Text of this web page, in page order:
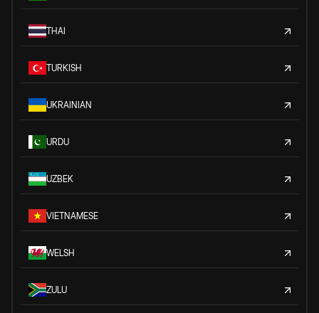
THAI
TURKISH
UKRAINIAN
URDU
UZBEK
VIETNAMESE
WELSH
ZULU